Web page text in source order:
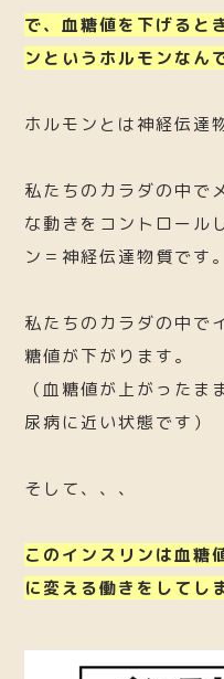
で、血糖値を下げると
ンというホルモンなん
ホルモンとは神経伝達
私たちのカラダの中で
な動きをコントロール
ン＝神経伝達物質です。
私たちのカラダの中で
糖値が下がります。
（血糖値が上がった
尿病に近い状態です）
そして、、、
このインスリンは血糖
に変える働きをしてし